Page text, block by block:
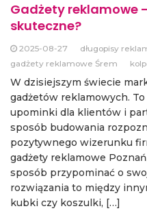
Gadżety reklamowe
skuteczne?
2025-08-27
długopisy
gadżety reklamowe Śrem
W dzisiejszym świecie
gadżetów reklamowych.
upominki dla klientów i
sposób budowania
pozytywnego wizerunku
gadżety reklamowe
sposób przypominać o
rozwiązania to między
kubki czy koszulki, […]